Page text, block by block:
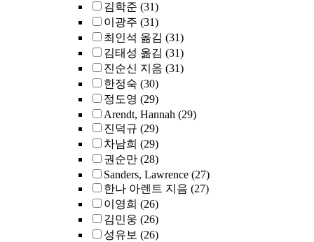
김학준 (31)
이광주 (31)
최인석 옮김 (31)
김태성 옮김 (31)
진순신 지음 (31)
한정숙 (30)
정도영 (29)
Arendt, Hannah (29)
진덕규 (29)
차남희 (29)
권순만 (28)
Sanders, Lawrence (27)
한나 아렌트 지음 (27)
이영희 (26)
김민웅 (26)
성유보 (26)